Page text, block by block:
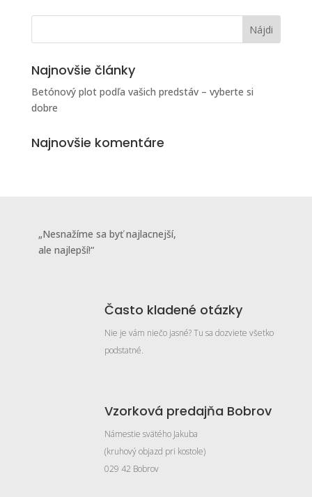
Najnovšie články
Betónový plot podľa vašich predstáv – vyberte si
dobre
Najnovšie komentáre
„Nesnažíme sa byť najlacnejší,
ale najlepší!“
Často kladené otázky
Nie je vám niečo jasné? Tu sa dozviete všetko
podstatné.
Vzorková predajňa Bobrov
Námestie svätého Jakuba
(kruhový objazd pri kostole)
029 42 Bobrov